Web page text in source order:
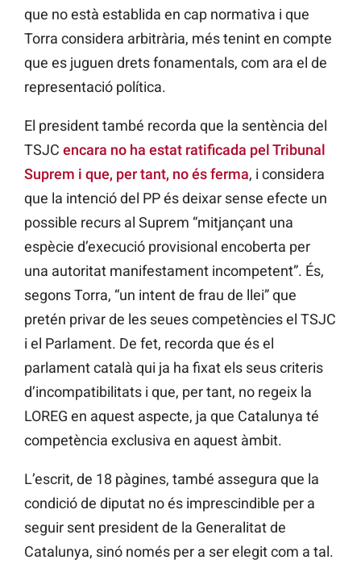
que no està establida en cap normativa i que
Torra considera arbitrària, més tenint en compte
que es juguen drets fonamentals, com ara el de
representació política.
El president també recorda que la sentència del
TSJC encara no ha estat ratificada pel Tribunal
Suprem i que, per tant, no és ferma, i considera
que la intenció del PP és deixar sense efecte un
possible recurs al Suprem “mitjançant una
espècie d’execució provisional encoberta per
una autoritat manifestament incompetent”. És,
segonsTorra, “un intent de frau de llei” que
pretén privar de les seues competències el TSJC
i el Parlament. De fet, recorda que és el
parlament català qui ja ha fixat els seus criteris
d’incompatibilitats i que, per tant, no regeix la
LOREG en aquest aspecte, ja que Catalunya té
competència exclusiva en aquest àmbit.
L’escrit, de 18 pàgines, també assegura que la
condició de diputat no és imprescindible per a
seguir sent president de la Generalitat de
Catalunya, sinó només per a ser elegit com a tal.